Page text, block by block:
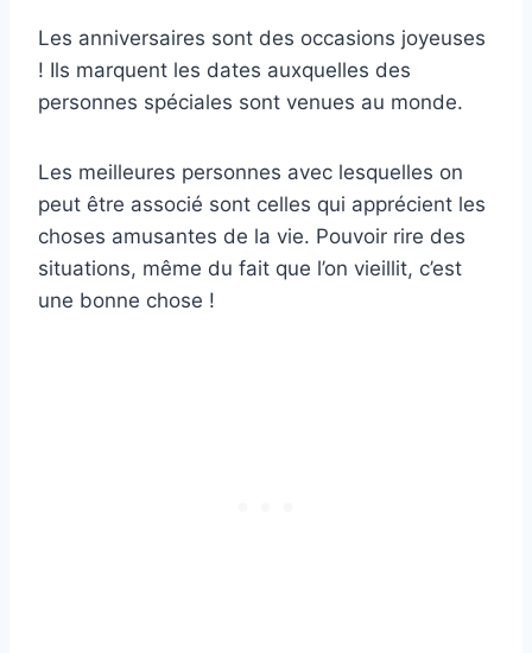
Les anniversaires sont des occasions joyeuses
! Ils marquent les dates auxquelles des
personnes spéciales sont venues au monde.
Les meilleures personnes avec lesquelles on
peut être associé sont celles qui apprécient les
choses amusantes de la vie. Pouvoir rire des
situations, même du fait que l’on vieillit, c’est
une bonne chose !